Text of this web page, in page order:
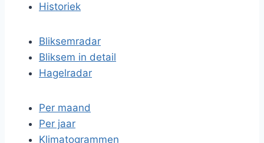
Historiek
Bliksemradar
Bliksem in detail
Hagelradar
Per maand
Per jaar
Klimatogrammen